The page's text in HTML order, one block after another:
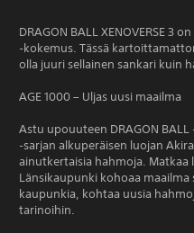
DRAGON BALL XENOVERSE 3
‑kokemus. Tässä
olla juuri sellainen sankari kuin
AGE 1000 – Uljas uusi maailma
Astu upouuteen DRAGON
‑sarjan alkuperäisen luojan
ainutkertaisia hahmoja. Matkaa
Länsikaupunki kohoaa maailma
kaupunkia, kohtaa uusia
tarinoihin.